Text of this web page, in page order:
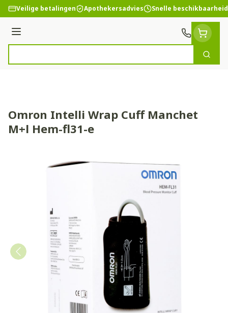
Ga naar de inhoud
Veilige betalingen Apothekersadvies Snelle beschikbaarheid
Menu
Zoek
Omron Intelli Wrap Cuff Manchet
M+l Hem-fl31-e